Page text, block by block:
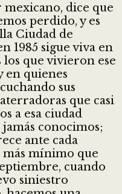
mexicano, dice que
perdido, y es
Ciudad de
1985 sigue viva en
los que vivieron ese
en quienes
sus
que casi
a esa ciudad
conocimos;
ante cada
mínimo que
cuando
siniestro